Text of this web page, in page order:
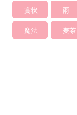
賞状 雨
魔法 麦茶